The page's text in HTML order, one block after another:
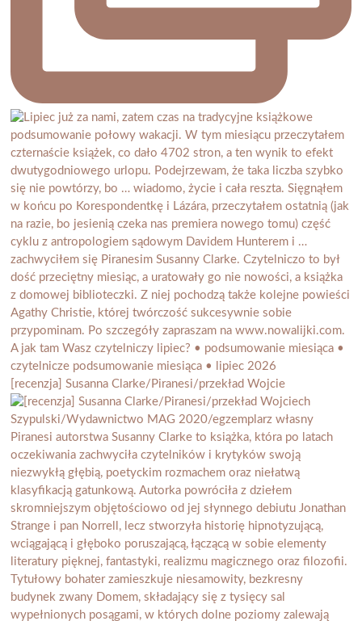
[recenzja] Susanna Clarke/Piranesi/przekład Wojcie